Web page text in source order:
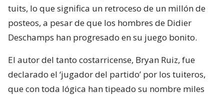
tuits, lo que significa un retroceso de un millón de
posteos, a pesar de que los hombres de Didier
Deschamps han progresado en su juego bonito.
El autor del tanto costarricense, Bryan Ruiz, fue
declarado el ‘jugador del partido’ por los tuiteros,
que con toda lógica han tipeado su nombre miles